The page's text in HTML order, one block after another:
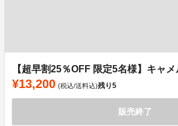
【超早割25％OFF 限定5名様】キャメ
¥13,200 (税込/送料込)残り5
販売終了